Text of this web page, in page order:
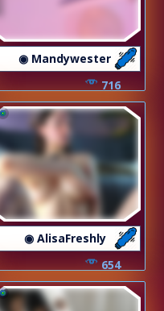
◉ Mandywester
716
◉ AlisaFreshly
654